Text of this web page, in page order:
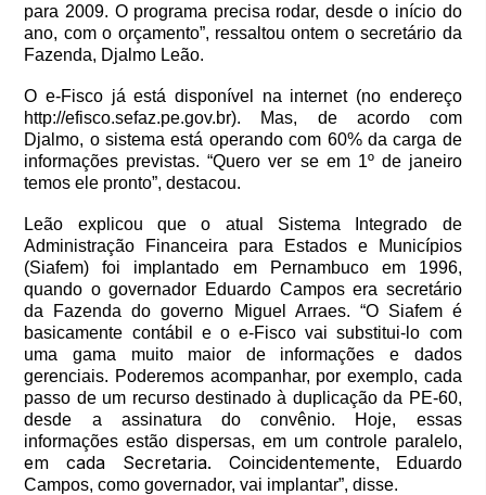
para 2009. O programa precisa rodar, desde o início do
ano, com o orçamento”, ressaltou ontem o secretário da
Fazenda, Djalmo Leão.
O e-Fisco já está disponível na internet (no endereço
http://efisco.sefaz.pe.gov.br). Mas, de acordo com
Djalmo, o sistema está operando com 60% da carga de
informações previstas. “Quero ver se em 1º de janeiro
temos ele pronto”, destacou.
Leão explicou que o atual Sistema Integrado de
Administração Financeira para Estados e Municípios
(Siafem) foi implantado em Pernambuco em 1996,
quando o governador Eduardo Campos era secretário
da Fazenda do governo Miguel Arraes. “O Siafem é
basicamente contábil e o e-Fisco vai substitui-lo com
uma gama muito maior de informações e dados
gerenciais. Poderemos acompanhar, por exemplo, cada
passo de um recurso destinado à duplicação da PE-60,
desde a assinatura do convênio. Hoje, essas
informações estão dispersas, em um controle paralelo,
em cada Secretaria. Coincidentemente, Eduardo
Campos, como governador, vai implantar”, disse.